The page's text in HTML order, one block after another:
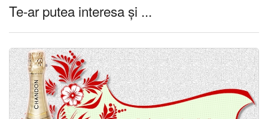
Te-ar putea interesa și ...